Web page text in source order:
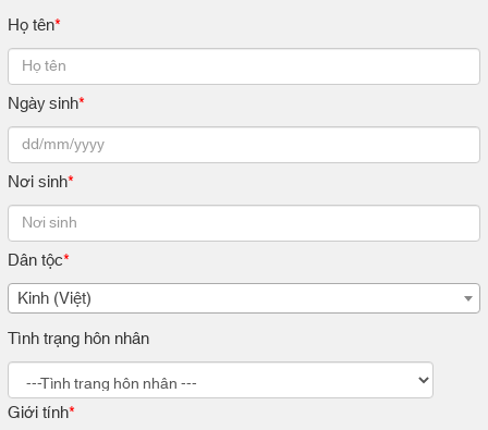
Họ tên*
Ngày sinh*
Nơi sinh*
Dân tộc*
Kinh (Việt)
Tình trạng hôn nhân
Giới tính*